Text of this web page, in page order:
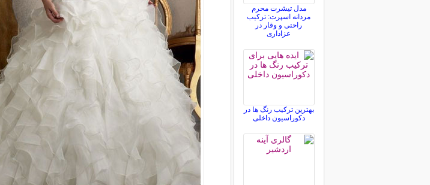
مدل تیشرت محرم
مردانه اسپرت: ترکیب
راحتی و وقار در
عزاداری
بهترین ترکیب رنگ ها در
دکوراسیون داخلی